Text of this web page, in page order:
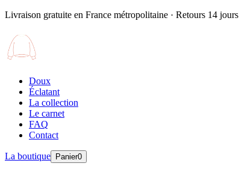
Livraison gratuite en France métropolitaine · Retours 14 jours
Doux
Éclatant
La collection
Le carnet
FAQ
Contact
La boutique Panier0